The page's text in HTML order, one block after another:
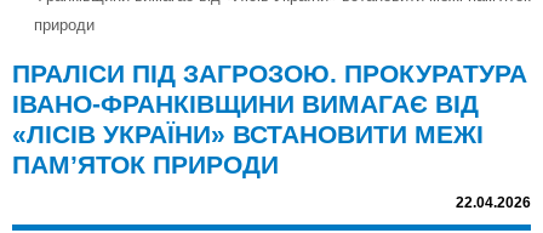
природи
ПРАЛІСИ ПІД ЗАГРОЗОЮ. ПРОКУРАТУРА
ІВАНО-ФРАНКІВЩИНИ ВИМАГАЄ ВІД
«ЛІСІВ УКРАЇНИ» ВСТАНОВИТИ МЕЖІ
ПАМ’ЯТОК ПРИРОДИ
22.04.2026